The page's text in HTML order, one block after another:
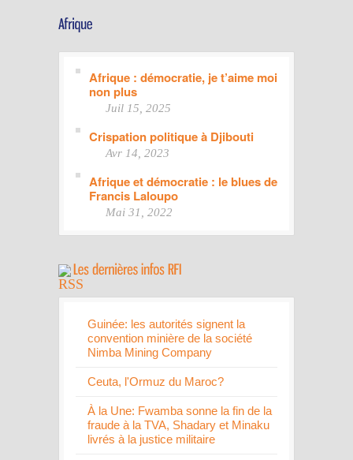
Afrique : démocratie, je t’aime moi
non plus
Juil 15, 2025
Crispation politique à Djibouti
Avr 14, 2023
Afrique et démocratie : le blues de
Francis Laloupo
Mai 31, 2022
Guinée: les autorités signent la
convention minière de la société
Nimba Mining Company
Ceuta, l'Ormuz du Maroc?
À la Une: Fwamba sonne la fin de la
fraude à la TVA, Shadary et Minaku
livrés à la justice militaire